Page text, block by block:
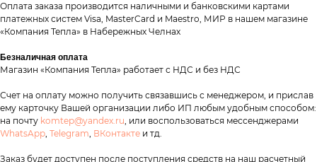
Оплата заказа производится наличными и банковскими картами
платежных систем Visa, MasterCard и Maestro, МИР в нашем магазине
«Компания Тепла» в Набережных Челнах
Безналичная оплата
Магазин «Компания Тепла» работает с НДС и без НДС
Счет на оплату можно получить связавшись с менеджером, и прислав
ему карточку Вашей организации либо ИП любым удобным способом:
на почту komtep@yandex.ru, или воспользоваться мессенджерами
WhatsApp, Telegram, ВКонтакте и тд.
Заказ будет доступен после поступления средств на наш расчетный
Контакты
Каталог О компании Акции Статьи